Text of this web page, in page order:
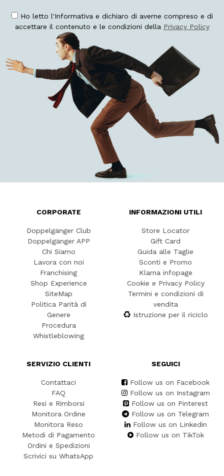
Ho letto l'Informativa e dichiaro di averne compreso e di
accettare il contenuto e le condizioni della Privacy Policy
CORPORATE
Doppelgänger Club
Doppelgänger APP
Chi Siamo
Lavora con noi
Franchising
Shop Experience
SiteMap
Politica Parità di
Genere
Procedura
Whistleblowing
INFORMAZIONI UTILI
Store Locator
Gift Card
Guida alle Taglie
Sconti e Promo
Klarna infopage
Cookie e Privacy Policy
Termini e condizioni di
vendita
Istruzione per il riciclo
SERVIZIO CLIENTI
Contattaci
FAQ
Resi e Rimborsi
Monitora Ordine
Monitora Reso
Metodi di Pagamento
Ordini e Spedizioni
Scrivici su WhatsApp
SEGUICI
Follow us on Facebook
Follow us on Instagram
Follow us on Pinterest
Follow us on Telegram
Follow us on Linkedin
Follow us on TikTok